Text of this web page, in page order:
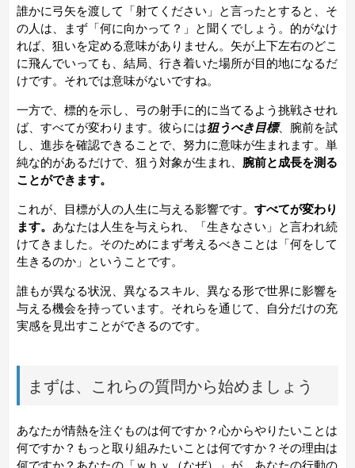
誰かに弓矢を渡して「射てください」と言ったとすると、そ
の人は、まず「何に向かって？」と聞くでしょう。的がなけ
れば、狙いを定める意味がありません。矢が上下左右のどこ
に飛んでいっても、結局、行き着いた場所が目的地になるだ
けです。それでは意味がないですね。
一方で、標的を示し、弓の射手に的に当てるよう挑戦させれ
ば、すべてが変わります。彼らには狙うべき目標、腕前を試
し、進歩を確認できることで、努力に意味が生まれます。単
純な的があるだけで、狙う対象が生まれ、 腕前と成長を測る
ことができます。
これが、目標が人の人生に与える影響です。 すべてが変わり
ます。 あなたは人生を与えられ、「生きなさい」と言われ続
けてきました。そのためにまず考えるべきことは「何をして
生きるのか」ということです。
誰もが異なる状況、異なるスキル、異なる形で世界に影響を
与える機会を持っています。それらを通じて、自分だけの充
実感を見出すことができるのです。
まずは、これらの質問から始めましょう
あなたが情熱を注ぐものは何ですか？心からやりたいことは
何ですか？もっと取り組みたいことは何ですか？その理由は
何ですか？あなたの「ｗｈｙ（なぜ）」が、あなたの行動の